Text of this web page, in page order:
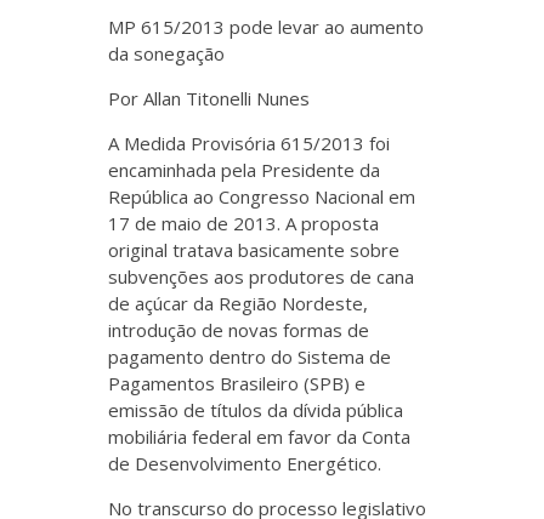
MP 615/2013 pode levar ao aumento
da sonegação
Por Allan Titonelli Nunes
A Medida Provisória 615/2013 foi
encaminhada pela Presidente da
República ao Congresso Nacional em
17 de maio de 2013. A proposta
original tratava basicamente sobre
subvenções aos produtores de cana
de açúcar da Região Nordeste,
introdução de novas formas de
pagamento dentro do Sistema de
Pagamentos Brasileiro (SPB) e
emissão de títulos da dívida pública
mobiliária federal em favor da Conta
de Desenvolvimento Energético.
No transcurso do processo legislativo